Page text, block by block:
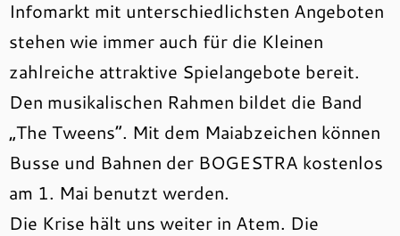
Infomarkt mit unterschiedlichsten Angeboten
stehen wie immer auch für die Kleinen
zahlreiche attraktive Spielangebote bereit.
Den musikalischen Rahmen bildet die Band
„The Tweens“. Mit dem Maiabzeichen können
Busse und Bahnen der BOGESTRA kostenlos
am 1. Mai benutzt werden.
Die Krise hält uns weiter in Atem. Die